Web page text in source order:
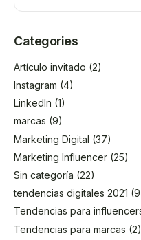
Categories
Artículo invitado (2)
Instagram (4)
LinkedIn (1)
marcas (9)
Marketing Digital (37)
Marketing Influencer (25)
Sin categoría (22)
tendencias digitales 2021
Tendencias para
Tendencias para marcas (2)